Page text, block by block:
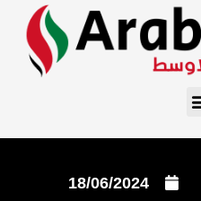
18/06/2024